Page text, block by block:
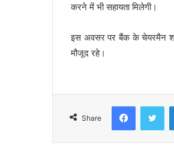
करने में भी सहायता मिलेगी।
इस अवसर पर बैंक के चेयरमैन श्री
मौजूद रहे।
Share